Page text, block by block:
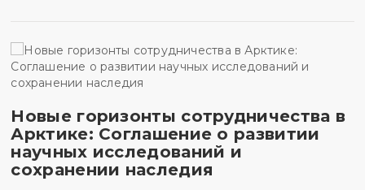
Новые горизонты сотрудничества в
Арктике: Соглашение о развитии
научных исследований и
сохранении наследия